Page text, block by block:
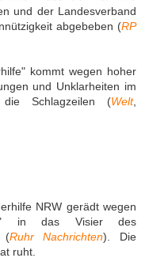
und der Landesverband
abgebeben (RP
kommt wegen hoher
und Unklarheiten im
Schlagzeilen (Welt,
NRW gerädt wegen
in das Visier des
(Ruhr Nachrichten). Die
ruht.